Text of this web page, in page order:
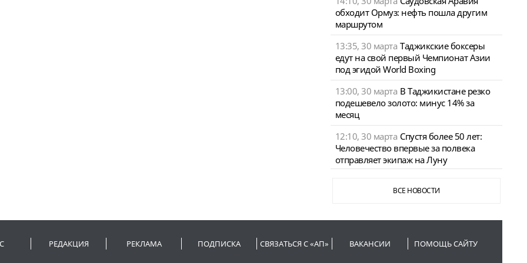
обходит Ормуз: нефть пошла другим
маршрутом
13:35, 30 марта Таджикские боксеры
едут на свой первый Чемпионат Азии
под эгидой World Boxing
13:00, 30 марта В Таджикистане резко
подешевело золото: минус 14% за
месяц
12:10, 30 марта Спустя более 50 лет:
Человечество впервые за полвека
отправляет экипаж на Луну
ВСЕ НОВОСТИ
РЕДАКЦИЯ РЕКЛАМА ПОДПИСКА СВЯЗАТЬСЯ С «АП» ВАКАНСИИ ПОМОЩЬ САЙТУ